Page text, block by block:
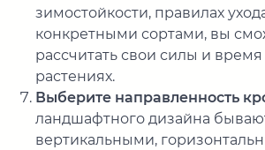
зимостойкости, правилах
конкретными сортами, вы
рассчитать свои силы и
растениях.
Выберите направленность
ландшафтного дизайна
вертикальными,